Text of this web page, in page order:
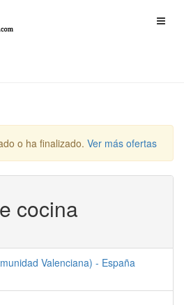
o ha finalizado. Ver más ofertas
cocina
Valenciana) - España